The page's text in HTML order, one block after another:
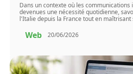
Dans un contexte où les
devenues une nécessité quotidienne,
l'Italie depuis la France tout en maîtrisant
Web 20/06/2026